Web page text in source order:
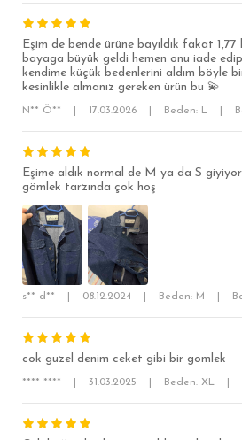
SÜPER SLİM FİT
KLASİK FİT
Eşim de bende ürüne bayıldık fakat
bayaga büyük geldi hemen onu iade
kendime küçük bedenlerini aldım böyle
kesinlikle almanız gereken ürün bu 💫
N** Ö** 17.03.2026 Beden: L
Eşime aldık normal de M ya da S
gömlek tarzında çok hoş
s** d** 08.12.2024 Beden: M
cok guzel denim ceket gibi bir gomlek
**** **** 31.03.2025 Beden: XL